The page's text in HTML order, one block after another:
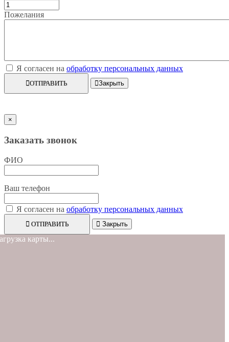
Пожелания
Я согласен на обработку персональных данных
ОТПРАВИТЬ Закрыть
×
Заказать звонок
ФИО
Ваш телефон
Я согласен на обработку персональных данных
ОТПРАВИТЬ Закрыть
карты...